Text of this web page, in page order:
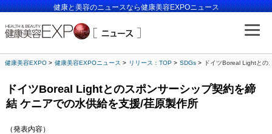
健康と美容のニュースなら健康美容EXPOニュース
健康美容EXPO 健康美容EXPOニュース リリース：TOP SDGs ドイツBoreal Lightとの
ドイツBoreal Lightとのスポンサーシップ契約を締
結 ケニアでの水供給を支援/荏原製作所
（発表内容）